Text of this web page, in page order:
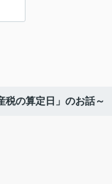
税の算定日」のお話～